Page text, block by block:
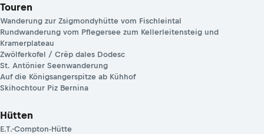
Touren
Wanderung zur Zsigmondyhütte vom Fischleintal
Rundwanderung vom Pflegersee zum Kellerleitensteig und
Kramerplateau
Zwölferkofel / Crëp dales Dodesc
St. Antönier Seenwanderung
Auf die Königsangerspitze ab Kühhof
Skihochtour Piz Bernina
Hütten
E.T.-Compton-Hütte